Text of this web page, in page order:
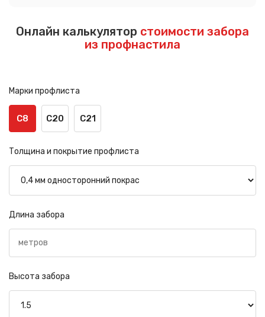
Онлайн калькулятор стоимости забора
из профнастила
Марки профлиста
С8 С20 С21
Толщина и покрытие профлиста
Длина забора
Высота забора